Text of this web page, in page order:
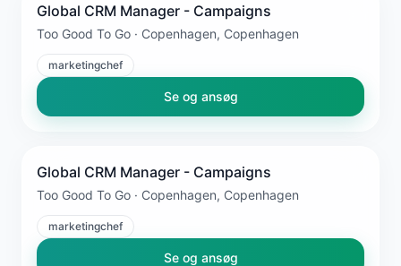
Global CRM Manager - Campaigns
Too Good To Go · Copenhagen, Copenhagen
marketingchef
Se og ansøg
Global CRM Manager - Campaigns
Too Good To Go · Copenhagen, Copenhagen
marketingchef
Se og ansøg